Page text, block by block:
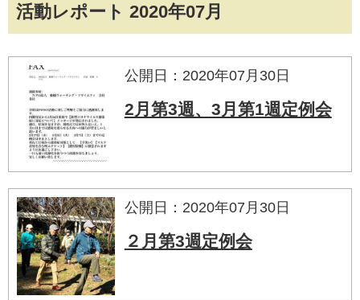
活動レポート 2020年07月
公開日：2020年07月30日
2月第3週、3月第1週定例会
公開日：2020年07月30日
２月第3週定例会